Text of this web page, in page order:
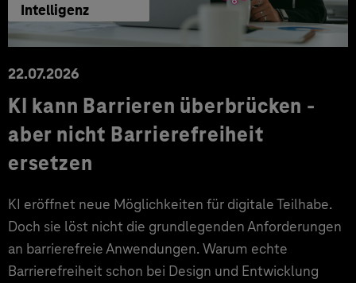
Intelligenz
22.07.2026
KI kann Barrieren überbrücken -
aber nicht Barrierefreiheit
ersetzen
KI eröffnet neue Möglichkeiten für digitale Teilhabe.
Doch sie löst nicht die grundlegenden Anforderungen
an barrierefreie Anwendungen. Warum echte
Barrierefreiheit schon bei Design und Entwicklung